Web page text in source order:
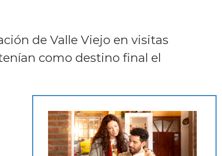
de Valle Viejo en visitas
como destino final el